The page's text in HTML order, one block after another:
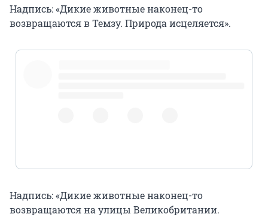
Надпись: «Дикие животные наконец-то
возвращаются в Темзу. Природа исцеляется».
Надпись: «Дикие животные наконец-то
возвращаются на улицы Великобритании.